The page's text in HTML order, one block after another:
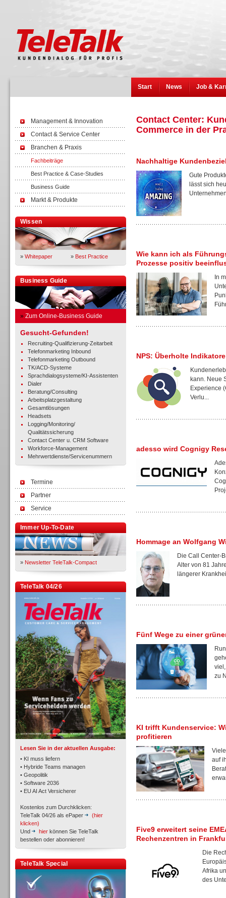
Start News Job &
Management & Innovation
Contact & Service Center
Branchen & Praxis
Fachbeiträge
Best Practice & Case-Studies
Business Guide
Markt & Produkte
Wissen
» Whitepaper » Best Practice
Business Guide
» Zum Online-Business Guide
Gesucht-Gefunden!
Recruiting-Qualifizierung-Zeitarbeit
Telefonmarketing Inbound
Telefonmarketing Outbound
TK/ACD-Systeme
Sprachdialogsysteme/KI-Assistenten
Dialer
Beratung/Consulting
Arbeitsplatzgestaltung
Gesamtlösungen
Headsets
Logging/Monitoring/
Qualitätssicherung
Contact Center u. CRM Software
Workforce-Management
Mehrwertdienste/Servicenummern
Termine
Partner
Service
Immer Up-To-Date
» Newsletter TeleTalk-Compact
TeleTalk 04/26
Lesen Sie in der aktuellen Ausgabe:
• KI muss liefern
• Hybride Teams managen
• Geopolitik
• Software 2036
• EU AI Act Versicherer
Kostenlos zum Durchklicken:
TeleTalk 04/26 als ePaper
(hier
klicken)
Und
hier können Sie TeleTalk
bestellen oder abonnieren!
TeleTalk Special
TK- und ACD-Systeme
Workforce-Management
Personal
Contact Center:
Commerce in der
Nachhaltige
Gute
lässt sich
Wie kann ich als
Prozesse positiv
In
NPS: Überholte
kann. Neue
Experience
Verlu...
adesso wird Cognigy
Hommage an Wolfgang
Die Call Center-
Alter von 81
längerer
Fünf Wege zu einer
zu
KI trifft Kundenservice:
profitieren
auf
Five9 erweitert seine
Rechenzentren in
Die
Afrika
des